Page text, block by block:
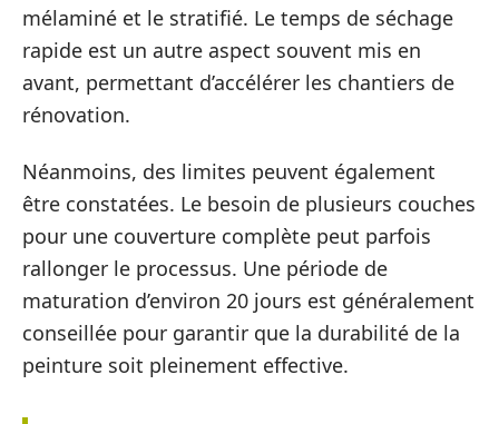
mélaminé et le stratifié. Le temps de séchage
rapide est un autre aspect souvent mis en
avant, permettant d’accélérer les chantiers de
rénovation.
Néanmoins, des limites peuvent également
être constatées. Le besoin de plusieurs couches
pour une couverture complète peut parfois
rallonger le processus. Une période de
maturation d’environ 20 jours est généralement
conseillée pour garantir que la durabilité de la
peinture soit pleinement effective.